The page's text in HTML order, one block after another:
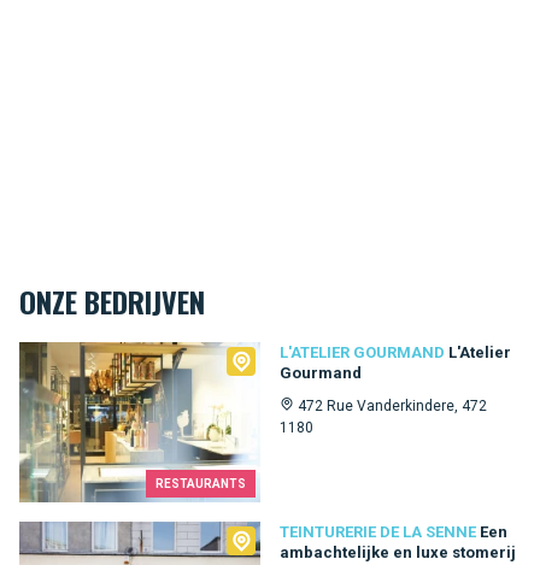
ONZE BEDRIJVEN
RESTAURANTS
L'ATELIER GOURMAND L'Atelier
Gourmand
472 Rue Vanderkindere, 472
1180
L'Atelier Gourmand
TEINTURERIE DE LA SENNE Een
ambachtelijke en luxe stomerij
Teinturerie de la Senne